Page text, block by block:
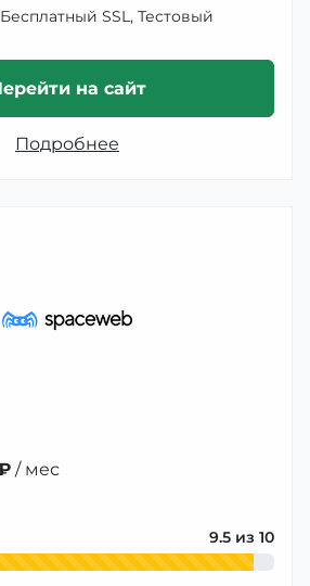
Бесплатный SSL, Тестовый
на сайт
Подробнее
/ мес
9.5